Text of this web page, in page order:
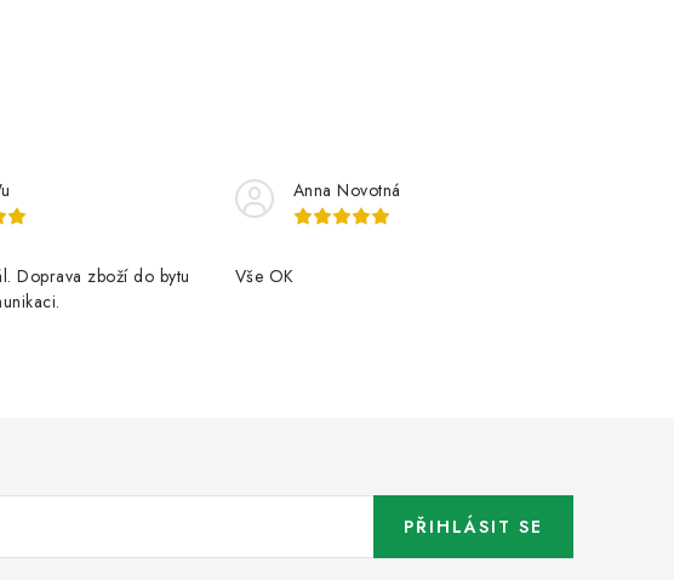
Doprava zboží do bytu
Anna Novotná
Vše OK
PŘIHLÁSIT SE